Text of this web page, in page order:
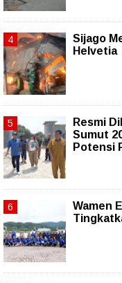
Sijago
Helvetia
Resmi
Sumut
Potensi
Wamen